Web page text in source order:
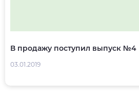
В продажу поступил выпуск №4
03.01.2019